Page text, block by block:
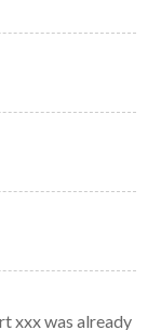
xxx was already